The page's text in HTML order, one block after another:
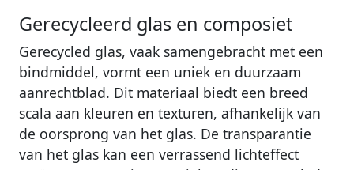
Gerecycleerd glas en composiet
Gerecycled glas, vaak samengebracht met een
bindmiddel, vormt een uniek en duurzaam
aanrechtblad. Dit materiaal biedt een breed
scala aan kleuren en texturen, afhankelijk van
de oorsprong van het glas. De transparantie
van het glas kan een verrassend lichteffect